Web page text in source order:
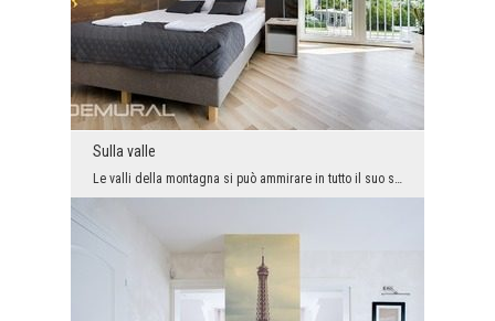
Sulla valle